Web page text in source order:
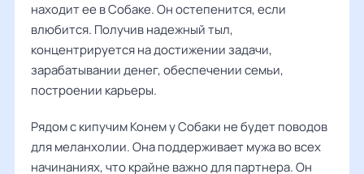
находит ее в Собаке. Он остепенится, если
влюбится. Получив надежный тыл,
концентрируется на достижении задачи,
зарабатывании денег, обеспечении семьи,
построении карьеры.
Рядом с кипучим Конем у Собаки не будет поводов
для меланхолии. Она поддерживает мужа во всех
начинаниях, что крайне важно для партнера. Он